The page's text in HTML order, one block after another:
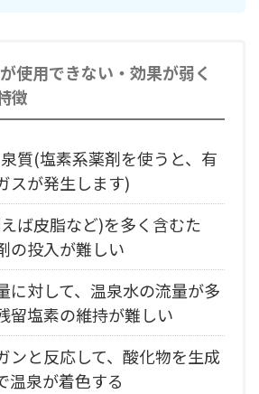
使用できない・効果が弱く
徴
質(塩素系薬剤を使うと、有
スが発生します)
ば皮脂など)を多く含むた
の投入が難しい
に対して、温泉水の流量が多
留塩素の維持が難しい
ンと反応して、酸化物を生成
温泉が着色する